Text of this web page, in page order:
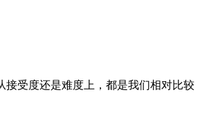
受度还是难度上，都是我们相对比较